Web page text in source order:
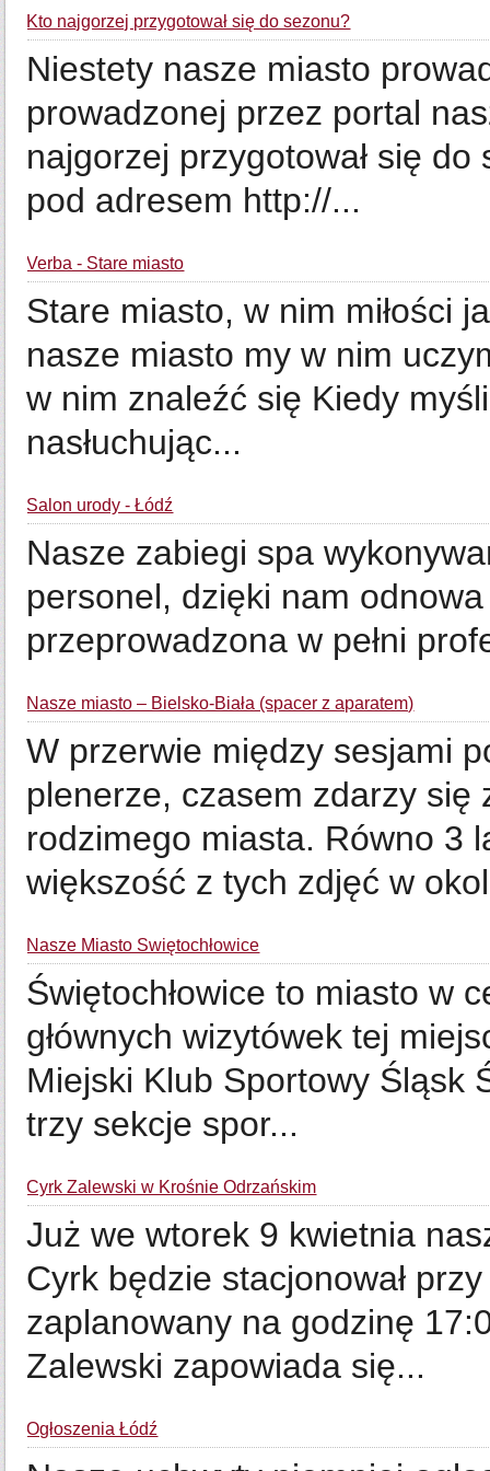
Kto najgorzej przygotował się do sezonu?
Niestety nasze miasto
prowadzonej przez portal
najgorzej przygotował się
pod adresem http://...
Verba - Stare miasto
Stare miasto, w nim miłości
nasze miasto my w nim
w nim znaleźć się Kiedy
nasłuchując...
Salon urody - Łódź
Nasze zabiegi spa
personel, dzięki nam
przeprowadzona w pełni
Nasze miasto – Bielsko-Biała (spacer z aparatem)
W przerwie między sesjami
plenerze, czasem zdarzy się
rodzimego miasta. Równo 3
większość z tych zdjęć w
Nasze Miasto Świętochłowice
Świętochłowice to miasto w
głównych wizytówek tej
Miejski Klub Sportowy Śląsk
trzy sekcje spor...
Cyrk Zalewski w Krośnie Odrzańskim
Już we wtorek 9 kwietnia
Cyrk będzie stacjonował
zaplanowany na godzinę
Zalewski zapowiada się...
Ogłoszenia Łódź